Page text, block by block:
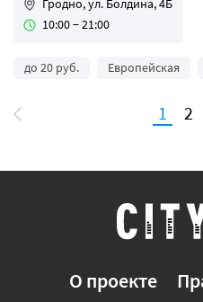
Гродно, ул. Болдина, 4Б
10:00 − 21:00
до 20 руб. Европейская
1 2
О проекте